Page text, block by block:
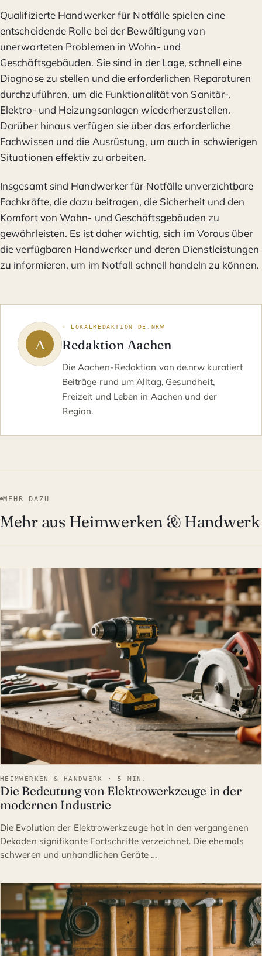
Qualifizierte Handwerker für Notfälle spielen eine
entscheidende Rolle bei der Bewältigung von
unerwarteten Problemen in Wohn- und
Geschäftsgebäuden. Sie sind in der Lage, schnell eine
Diagnose zu stellen und die erforderlichen Reparaturen
durchzuführen, um die Funktionalität von Sanitär-,
Elektro- und Heizungsanlagen wiederherzustellen.
Darüber hinaus verfügen sie über das erforderliche
Fachwissen und die Ausrüstung, um auch in schwierigen
Situationen effektiv zu arbeiten.
Insgesamt sind Handwerker für Notfälle unverzichtbare
Fachkräfte, die dazu beitragen, die Sicherheit und den
Komfort von Wohn- und Geschäftsgebäuden zu
gewährleisten. Es ist daher wichtig, sich im Voraus über
die verfügbaren Handwerker und deren Dienstleistungen
zu informieren, um im Notfall schnell handeln zu können.
◦ LOKALREDAKTION DE.NRW
Redaktion Aachen
Die Aachen-Redaktion von de.nrw kuratiert
Beiträge rund um Alltag, Gesundheit,
Freizeit und Leben in Aachen und der
Region.
MEHR DAZU
Mehr aus Heimwerken & Handwerk
HEIMWERKEN & HANDWERK
HEIMWERKEN & HANDWERK · 5 MIN.
Die Bedeutung von Elektrowerkzeuge in der
modernen Industrie
Die Evolution der Elektrowerkzeuge hat in den vergangenen
Dekaden signifikante Fortschritte verzeichnet. Die ehemals
schweren und unhandlichen Geräte …
HEIMWERKEN & HANDWERK